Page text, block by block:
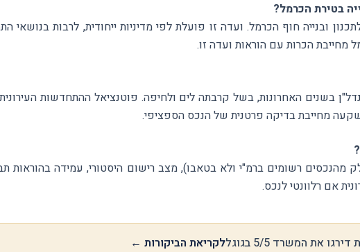
בטירת הכרמל?
ובנייה חוף הכרמל. ועדה זו פועלת לפי מדיניות ייחודית, לרבות בנושאי
מחייבת הכרות עם הוראות ועדה זו.
בשנים האחרונות, בשל קרבתה לים ולחיפה. פוטנציאל ההתחדשות
מהנכסים רשומים ברמ"י ולא בטאבו), מצב רישום היסטורי, עמידה בהוראות
אם רלוונטי לנכס.
לקריאת הביקורות ←